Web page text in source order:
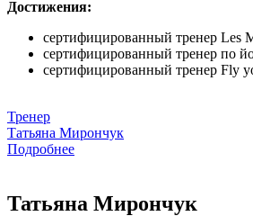
Достижения:
сертифицированный тренер Les
сертифицированный тренер по
сертифицированный тренер Fly
Тренер
Татьяна Мирончук
Подробнее
Татьяна Мирончук